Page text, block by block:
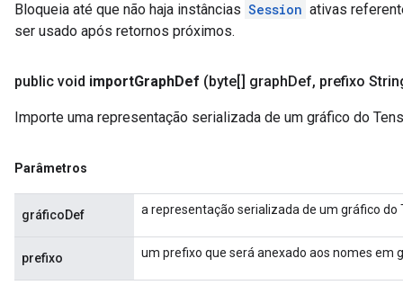
Bloqueia até que não haja instâncias Session ativas
ser usado após retornos próximos.
public void importGraphDef (byte[] graphDef, prefixo
Importe uma representação serializada de um gráfico do
Parâmetros
gráficoDef a representação serializada de um gráfico do
prefixo um prefixo que será anexado aos nomes em